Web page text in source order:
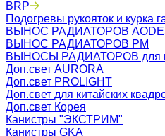
BRP
Подогревы рукояток и курка
ВЫНОС РАДИАТОРОВ
ВЫНОС РАДИАТОРОВ РМ
ВЫНОСЫ РАДИАТОРОВ для
Доп.свет AURORA
Доп.свет PROLIGHT
Доп.свет для китайских
Доп.свет Корея
Канистры "ЭКСТРИМ"
Канистры GKA